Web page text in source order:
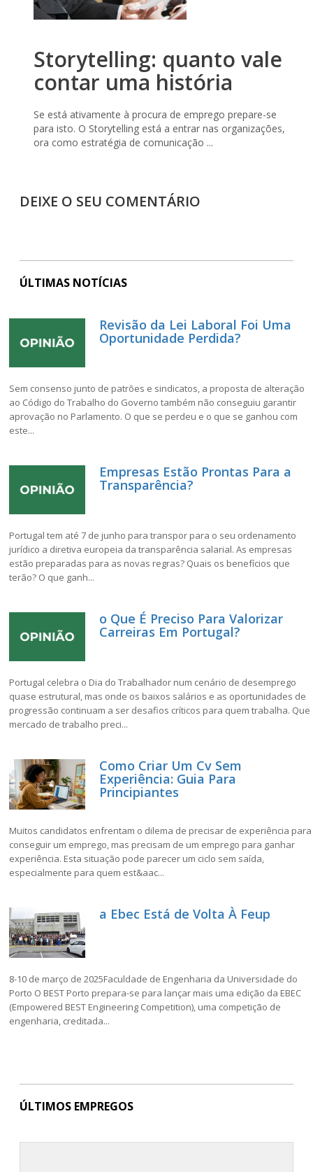
Storytelling: quanto vale
contar uma história
Se está ativamente à procura de emprego prepare-se
para isto. O Storytelling está a entrar nas organizações,
ora como estratégia de comunicação ...
DEIXE O SEU COMENTÁRIO
ÚLTIMAS NOTÍCIAS
Revisão da Lei Laboral Foi Uma
Oportunidade Perdida?
Sem consenso junto de patrões e sindicatos, a proposta de alteração
ao Código do Trabalho do Governo também não conseguiu garantir
aprovação no Parlamento. O que se perdeu e o que se ganhou com
este...
Empresas Estão Prontas Para a
Transparência?
Portugal tem até 7 de junho para transpor para o seu ordenamento
jurídico a diretiva europeia da transparência salarial. As empresas
estão preparadas para as novas regras? Quais os benefícios que
terão? O que ganh...
o Que É Preciso Para Valorizar
Carreiras Em Portugal?
Portugal celebra o Dia do Trabalhador num cenário de desemprego
quase estrutural, mas onde os baixos salários e as oportunidades de
progressão continuam a ser desafios críticos para quem trabalha. Que
mercado de trabalho preci...
Como Criar Um Cv Sem
Experiência: Guia Para
Principiantes
Muitos candidatos enfrentam o dilema de precisar de experiência para
conseguir um emprego, mas precisam de um emprego para ganhar
experiência. Esta situação pode parecer um ciclo sem saída,
especialmente para quem est&aac...
a Ebec Está de Volta À Feup
8-10 de março de 2025Faculdade de Engenharia da Universidade do
Porto O BEST Porto prepara-se para lançar mais uma edição da EBEC
(Empowered BEST Engineering Competition), uma competição de
engenharia, creditada...
ÚLTIMOS EMPREGOS